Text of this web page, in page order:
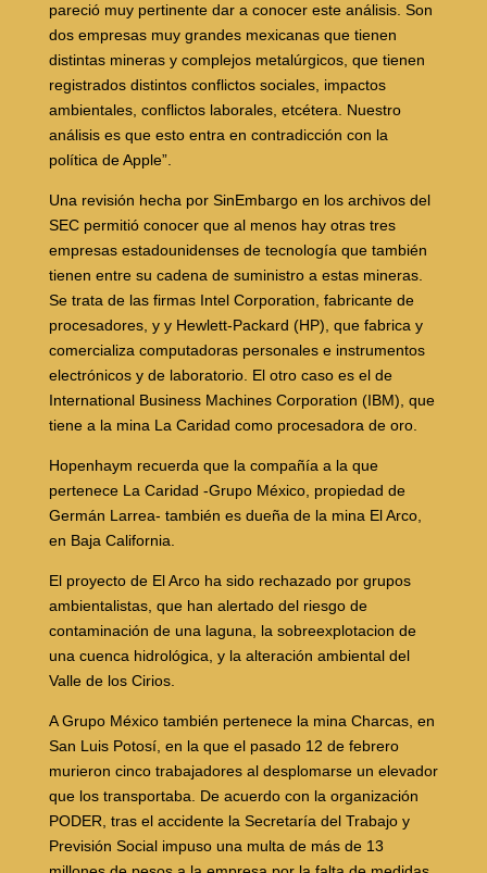
pareció muy pertinente dar a conocer este análisis. Son
dos empresas muy grandes mexicanas que tienen
distintas mineras y complejos metalúrgicos, que tienen
registrados distintos conflictos sociales, impactos
ambientales, conflictos laborales, etcétera. Nuestro
análisis es que esto entra en contradicción con la
política de Apple”.
Una revisión hecha por SinEmbargo en los archivos del
SEC permitió conocer que al menos hay otras tres
empresas estadounidenses de tecnología que también
tienen entre su cadena de suministro a estas mineras.
Se trata de las firmas Intel Corporation, fabricante de
procesadores, y y Hewlett-Packard (HP), que fabrica y
comercializa computadoras personales e instrumentos
electrónicos y de laboratorio. El otro caso es el de
International Business Machines Corporation (IBM), que
tiene a la mina La Caridad como procesadora de oro.
Hopenhaym recuerda que la compañía a la que
pertenece La Caridad -Grupo México, propiedad de
Germán Larrea- también es dueña de la mina El Arco,
en Baja California.
El proyecto de El Arco ha sido rechazado por grupos
ambientalistas, que han alertado del riesgo de
contaminación de una laguna, la sobreexplotacion de
una cuenca hidrológica, y la alteración ambiental del
Valle de los Cirios.
A Grupo México también pertenece la mina Charcas, en
San Luis Potosí, en la que el pasado 12 de febrero
murieron cinco trabajadores al desplomarse un elevador
que los transportaba. De acuerdo con la organización
PODER, tras el accidente la Secretaría del Trabajo y
Previsión Social impuso una multa de más de 13